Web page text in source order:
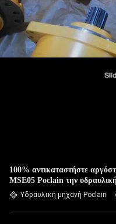
100% αντικαταστήστε
MSE05 Poclain την
Υδραυλική μηχανή Poclain